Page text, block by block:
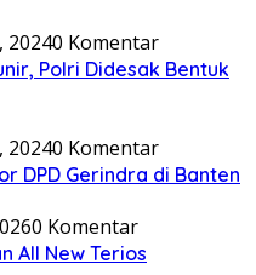
20240 Komentar
Polri Didesak Bentuk
20240 Komentar
DPD Gerindra di Banten
0 Komentar
All New Terios